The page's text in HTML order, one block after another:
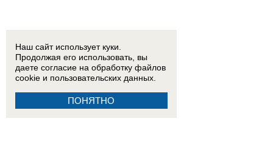
Наш сайт использует куки.
Продолжая его использовать, вы
даете согласие на обработку файлов
cookie и пользовательских данных.
ПОНЯТНО